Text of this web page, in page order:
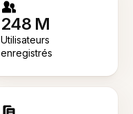
248 M
Utilisateurs
enregistrés